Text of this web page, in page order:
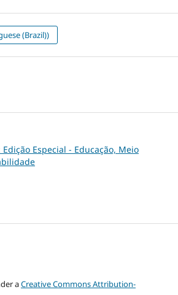
(Brazil))
Edição Especial - Educação, Meio
aCreative Commons Attribution-